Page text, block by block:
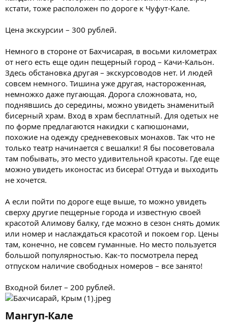
кстати, тоже расположен по дороге к Чуфут-Кале.
Цена экскурсии – 300 рублей.
Немного в стороне от Бахчисарая, в восьми километрах
от него есть еще один пещерный город – Качи-Кальон.
Здесь обстановка другая – экскурсоводов нет. И людей
совсем немного. Тишина уже другая, настороженная,
немножко даже пугающая. Дорога сложновата, но,
поднявшись до середины, можно увидеть знаменитый
бисерный храм. Вход в храм бесплатный. Для одетых не
по форме предлагаются накидки с капюшонами,
похожие на одежду средневековых монахов. Так что не
только театр начинается с вешалки! Я бы посоветовала
там побывать, это место удивительной красоты. Где еще
можно увидеть иконостас из бисера! Оттуда и выходить
не хочется.
А если пойти по дороге еще выше, то можно увидеть
сверху другие пещерные города и известную своей
красотой Алимову балку, где можно в сезон снять домик
или номер и наслаждаться красотой и покоем гор. Цены
там, конечно, не совсем гуманные. Но место пользуется
большой популярностью. Как-то посмотрела перед
отпуском наличие свободных номеров – все занято!
Входной билет – 200 рублей.
Мангуп-Кале​